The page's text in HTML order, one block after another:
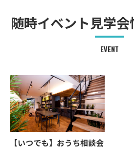
随時イベント見学
EVENT
【いつでも】おうち相談会